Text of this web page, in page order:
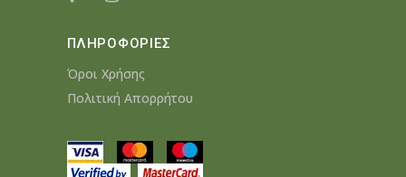
ΠΛΗΡΟΦΟΡΙΕΣ
Όροι Χρήσης
Πολιτική Απορρήτου